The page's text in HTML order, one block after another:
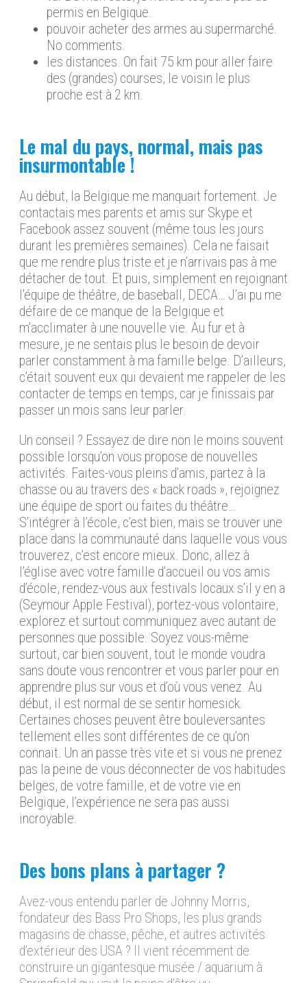
permis en Belgique.
pouvoir acheter des armes au supermarché.
No comments.
les distances. On fait 75 km pour aller faire
des (grandes) courses, le voisin le plus
proche est à 2 km.
Le mal du pays, normal, mais pas
insurmontable !
Au début, la Belgique me manquait fortement. Je
contactais mes parents et amis sur Skype et
Facebook assez souvent (même tous les jours
durant les premières semaines). Cela ne faisait
que me rendre plus triste et je n’arrivais pas à me
détacher de tout. Et puis, simplement en rejoignant
l’équipe de théâtre, de baseball, DECA… J’ai pu me
défaire de ce manque de la Belgique et
m’acclimater à une nouvelle vie. Au fur et à
mesure, je ne sentais plus le besoin de devoir
parler constamment à ma famille belge. D’ailleurs,
c’était souvent eux qui devaient me rappeler de les
contacter de temps en temps, car je finissais par
passer un mois sans leur parler.
Un conseil ? Essayez de dire non le moins souvent
possible lorsqu’on vous propose de nouvelles
activités. Faites-vous pleins d’amis, partez à la
chasse ou au travers des « back roads », rejoignez
une équipe de sport ou faites du théâtre…
S’intégrer à l’école, c’est bien, mais se trouver une
place dans la communauté dans laquelle vous vous
trouverez, c’est encore mieux. Donc, allez à
l’église avec votre famille d’accueil ou vos amis
d’école, rendez-vous aux festivals locaux s’il y en a
(Seymour Apple Festival), portez-vous volontaire,
explorez et surtout communiquez avec autant de
personnes que possible. Soyez vous-même
surtout, car bien souvent, tout le monde voudra
sans doute vous rencontrer et vous parler pour en
apprendre plus sur vous et d’où vous venez. Au
début, il est normal de se sentir homesick.
Certaines choses peuvent être bouleversantes
tellement elles sont différentes de ce qu’on
connait. Un an passe très vite et si vous ne prenez
pas la peine de vous déconnecter de vos habitudes
belges, de votre famille, et de votre vie en
Belgique, l’expérience ne sera pas aussi
incroyable.
Des bons plans à partager ?
Avez-vous entendu parler de Johnny Morris,
fondateur des Bass Pro Shops, les plus grands
magasins de chasse, pêche, et autres activités
d’extérieur des USA ? Il vient récemment de
construire un gigantesque musée / aquarium à